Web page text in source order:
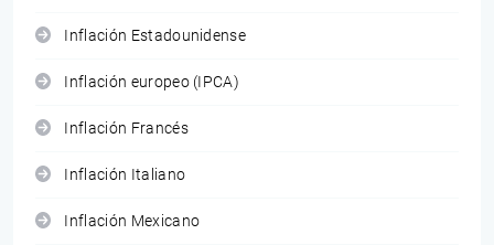
Inflación Estadounidense
Inflación europeo (IPCA)
Inflación Francés
Inflación Italiano
Inflación Mexicano